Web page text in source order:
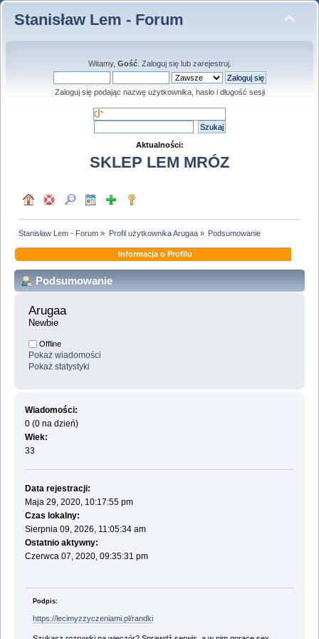
Stanisław Lem - Forum
Witamy, Gość. Zaloguj sięlub zarejestruj.
Zaloguj się podając nazwę użytkownika, hasło i długość sesji
Aktualności:
SKLEP LEM MRÓZ
Stanisław Lem - Forum » Profil użytkownika Arugaa» Podsumowanie
Informacja o Profilu
Podsumowanie
Arugaa
Newbie
Offline
Pokaż wiadomości
Pokaż statystyki
Wiadomości:
0 (0 na dzień)
Wiek:
33
Data rejestracji:
Maja 29, 2020, 10:17:55 pm
Czas lokalny:
Sierpnia 09, 2026, 11:05:34 am
Ostatnio aktywny:
Czerwca 07, 2020, 09:35:31 pm
Podpis:
https://lecimyzzyczeniami.pl/randki